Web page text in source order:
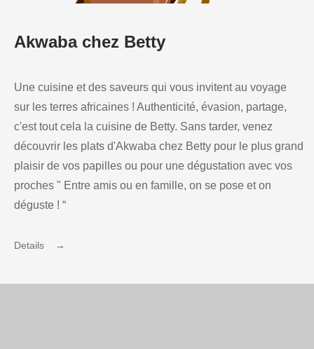
Akwaba chez Betty
Une cuisine et des saveurs qui vous invitent au voyage
sur les terres africaines ! Authenticité, évasion, partage,
c'est tout cela la cuisine de Betty. Sans tarder, venez
découvrir les plats d'Akwaba chez Betty pour le plus grand
plaisir de vos papilles ou pour une dégustation avec vos
proches " Entre amis ou en famille, on se pose et on
déguste ! “
Details →